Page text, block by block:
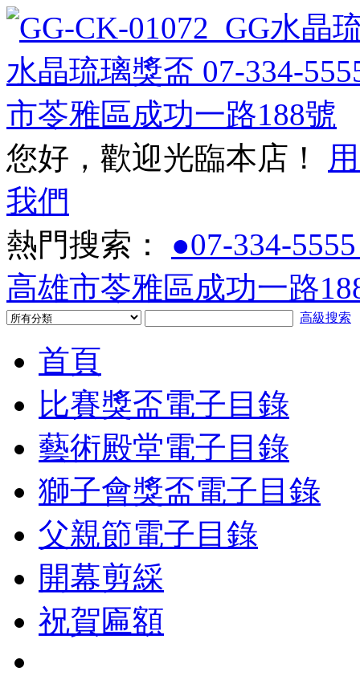
您好，歡迎光臨本店！
我們
熱門搜索： ●07-334-
高雄市苓雅區成功一路
高級搜索
首頁
比賽獎盃電子目錄
藝術殿堂電子目錄
獅子會獎盃電子目錄
父親節電子目錄
開幕剪綵
祝賀匾額